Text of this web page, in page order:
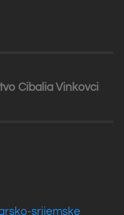
Cibalia Vinkovci
srijemske